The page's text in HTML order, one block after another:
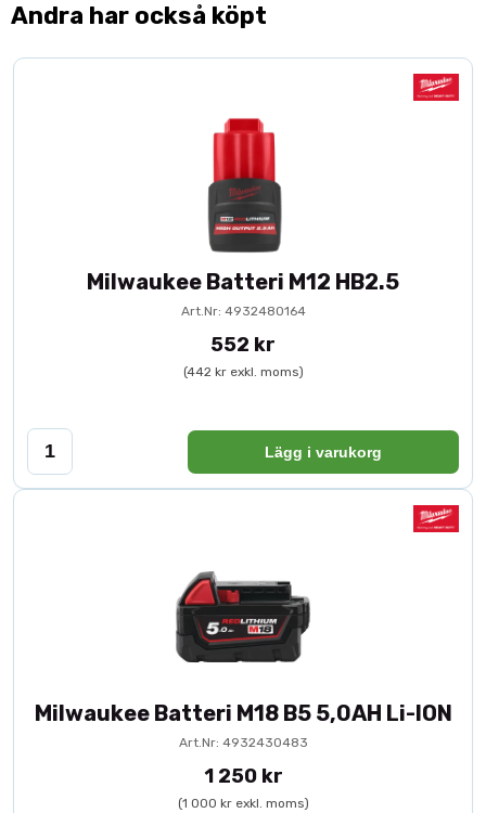
Andra har också köpt
Milwaukee Batteri M12 HB2.5
Art.Nr: 4932480164
552 kr
(442 kr exkl. moms)
Lägg i varukorg
Milwaukee Batteri M18 B5 5,0AH Li-ION
Art.Nr: 4932430483
1 250 kr
(1 000 kr exkl. moms)